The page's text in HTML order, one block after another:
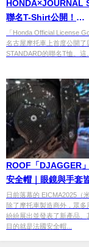
HONDA×JOURNAL
聯名T-Shirt公開！
8月發售【2023
展】
「Honda Official License
名古屋摩托車上首度公開了
STANDARD的聯名T恤。這...
ROOF「DJAGGER
安全帽｜眼鏡與手套
脫的「鋼鐵人」設計
日前落幕的 EICMA2025（
除了摩托車製造商外，眾多
紛紛展出並發表了新產品。
目的就是法國安全帽...